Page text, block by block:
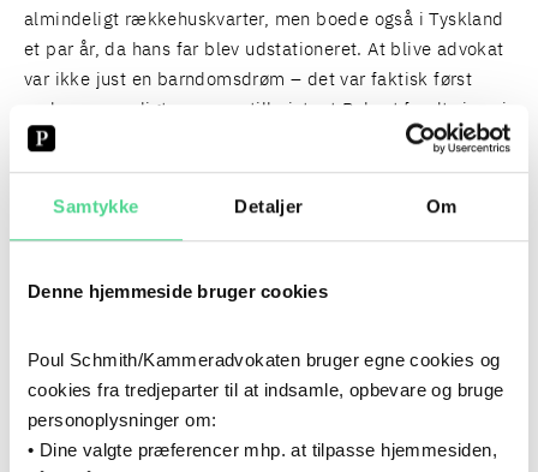
Samtykke Detaljer Om
Denne hjemmeside bruger cookies
Poul Schmith/Kammeradvokaten bruger egne cookies og
cookies fra tredjeparter til at indsamle, opbevare og bruge
personoplysninger om:
• Dine valgte præferencer mhp. at tilpasse hjemmesiden,
almindeligt rækkehuskvarter, men boede også i Tyskland
et par år, da hans far blev udstationeret. At blive advokat
var ikke just en barndomsdrøm – det var faktisk først
under værnepligten som artillerist, at Robert fandt sin vej
ind i juraens verden efter en samtale med en
studievejleder på kasernen.
Jurastudiet blev gennemført på Københavns Universitet,
hos Poul Schmith/Kammeradvokaten. Det er godt 14 år
høj faglighed og stor dedikation til sagerne. I 2015/16
tog Robert en LL.M., en etårig master, i EU-ret og
international ret på et universitet i Lissabon, og i februar
opnåede han møderet for Højesteret. Robert er ikke